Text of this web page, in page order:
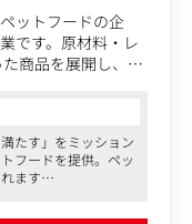
ことが可能です。
な事業や既存配信
て関わることがで
ットフードの企
です。原材料・レ
商品を展開し、高
健康と笑顔で満た
を企画・推進し、
たす」をミッション
フードを提供。ペッ
ます